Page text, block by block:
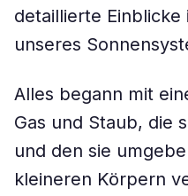
detaillierte Einblicke
unseres
Alles begann mit
Gas und Staub, die
und den sie
kleineren Körpern